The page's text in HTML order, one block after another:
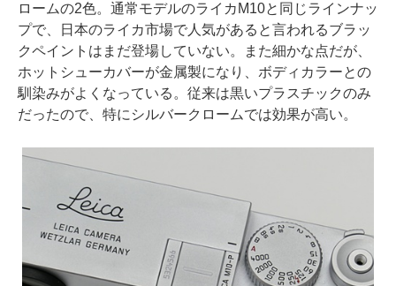
ロームの2色。通常モデルのライカM10と同じラインナッ
プで、日本のライカ市場で人気があると言われるブラッ
クペイントはまだ登場していない。また細かな点だが、
ホットシューカバーが金属製になり、ボディカラーとの
馴染みがよくなっている。従来は黒いプラスチックのみ
だったので、特にシルバークロームでは効果が高い。